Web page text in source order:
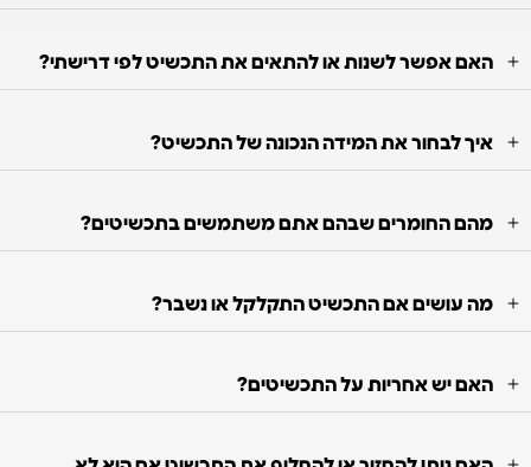
האם אפשר לשנות או להתאים את התכשיט לפי דרישתי?
איך לבחור את המידה הנכונה של התכשיט?
מהם החומרים שבהם אתם משתמשים בתכשיטים?
מה עושים אם התכשיט התקלקל או נשבר?
האם יש אחריות על התכשיטים?